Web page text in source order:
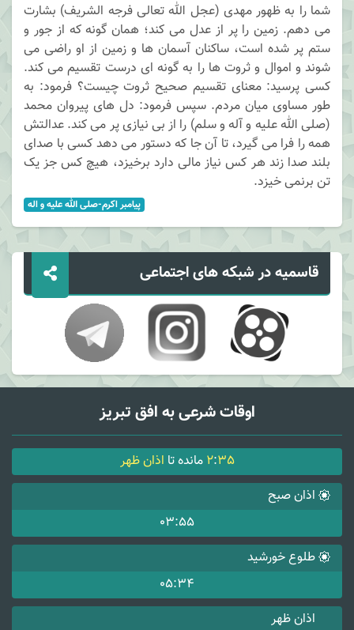
شما را به ظهور مهدی (عجل الله تعالی فرجه الشریف) بشارت
می دهم. زمین را پر از عدل می کند؛ همان گونه که از جور و
ستم پر شده است، ساکنان آسمان ها و زمین از او راضی می
شوند و اموال و ثروت ها را به گونه ای درست تقسیم می کند.
کسی پرسید: معنای تقسیم صحیح ثروت چیست؟ فرمود: به
طور مساوی میان مردم. سپس فرمود: دل های پیروان محمد
(صلی الله علیه و آله و سلم) را از بی نیازی پر می کند. عدالتش
همه را فرا می گیرد، تا آن جا که دستور می دهد کسی با صدای
بلند صدا زند هر کس نیاز مالی دارد برخیزد، هیچ کس جز یک
تن برنمی خیزد.
پيامبر اکرم-صلی الله عليه و اله
قاسمیه در شبکه های اجتماعی
اوقات شرعی به افق تبریز
2:35 مانده تا اذان ظهر
اذان صبح
03:55
طلوع خورشید
05:34
اذان ظهر